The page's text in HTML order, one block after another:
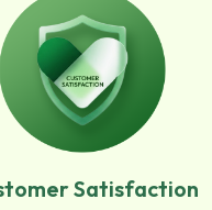
Satisfaction